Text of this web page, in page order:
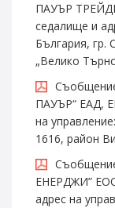
ПАУЪР
седалище и
България, гр.
„Велико
ПАУЪР“ ЕАД,
на
1616, район
ЕНЕРДЖИ”
адрес на